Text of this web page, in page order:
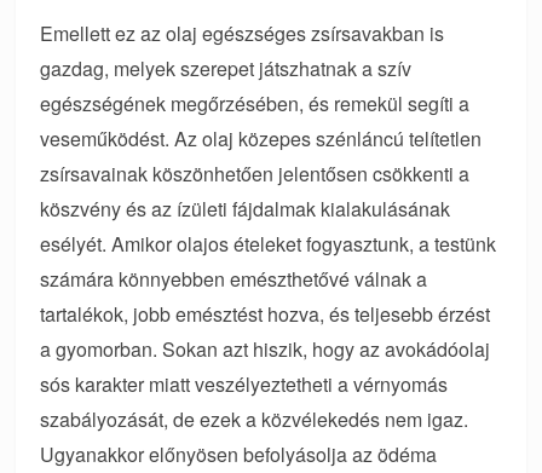
Emellett ez az olaj egészséges zsírsavakban is
gazdag, melyek szerepet játszhatnak a szív
egészségének megőrzésében, és remekül segíti a
veseműködést. Az olaj közepes szénláncú telítetlen
zsírsavainak köszönhetően jelentősen csökkenti a
köszvény és az ízületi fájdalmak kialakulásának
esélyét. Amikor olajos ételeket fogyasztunk, a testünk
számára könnyebben emészthetővé válnak a
tartalékok, jobb emésztést hozva, és teljesebb érzést
a gyomorban. Sokan azt hiszik, hogy az avokádóolaj
sós karakter miatt veszélyeztetheti a vérnyomás
szabályozását, de ezek a közvélekedés nem igaz.
Ugyanakkor előnyösen befolyásolja az ödéma